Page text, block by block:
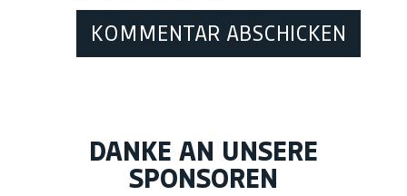
DANKE AN UNSERE
SPONSOREN